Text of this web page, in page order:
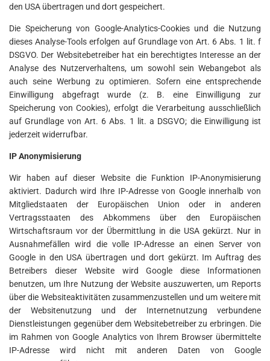
den USA übertragen und dort gespeichert.
Die Speicherung von Google-Analytics-Cookies und die Nutzung
dieses Analyse-Tools erfolgen auf Grundlage von Art. 6 Abs. 1 lit. f
DSGVO. Der Websitebetreiber hat ein berechtigtes Interesse an der
Analyse des Nutzerverhaltens, um sowohl sein Webangebot als
auch seine Werbung zu optimieren. Sofern eine entsprechende
Einwilligung abgefragt wurde (z. B. eine Einwilligung zur
Speicherung von Cookies), erfolgt die Verarbeitung ausschließlich
auf Grundlage von Art. 6 Abs. 1 lit. a DSGVO; die Einwilligung ist
jederzeit widerrufbar.
IP Anonymisierung
Wir haben auf dieser Website die Funktion IP-Anonymisierung
aktiviert. Dadurch wird Ihre IP-Adresse von Google innerhalb von
Mitgliedstaaten der Europäischen Union oder in anderen
Vertragsstaaten des Abkommens über den Europäischen
Wirtschaftsraum vor der Übermittlung in die USA gekürzt. Nur in
Ausnahmefällen wird die volle IP-Adresse an einen Server von
Google in den USA übertragen und dort gekürzt. Im Auftrag des
Betreibers dieser Website wird Google diese Informationen
benutzen, um Ihre Nutzung der Website auszuwerten, um Reports
über die Websiteaktivitäten zusammenzustellen und um weitere mit
der Websitenutzung und der Internetnutzung verbundene
Dienstleistungen gegenüber dem Websitebetreiber zu erbringen. Die
im Rahmen von Google Analytics von Ihrem Browser übermittelte
IP-Adresse wird nicht mit anderen Daten von Google